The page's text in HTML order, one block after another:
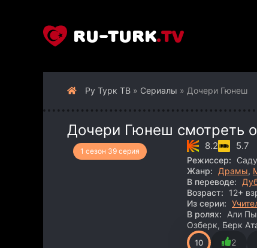
RU-TURK.TV
Ру Турк ТВ » Сериалы » Дочери Гюнеш
Дочери Гюнеш смотреть
1 сезон 39 серия 8.2 5.7
Режиссер:
Жанр:
Драмы,
В переводе:
Возраст:
12+
Из серии:
В ролях:
Али
Озберк, Берк
10 2